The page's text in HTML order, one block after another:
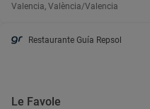
Valencia, València/Valencia
Restaurante Guía Repsol
Le Favole